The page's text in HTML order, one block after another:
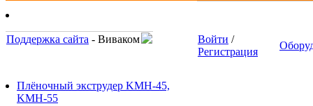
Плёночный экструдер KMH-45,
KMH-55
Поддержка сайта - Виваком Войти /
Регистрация